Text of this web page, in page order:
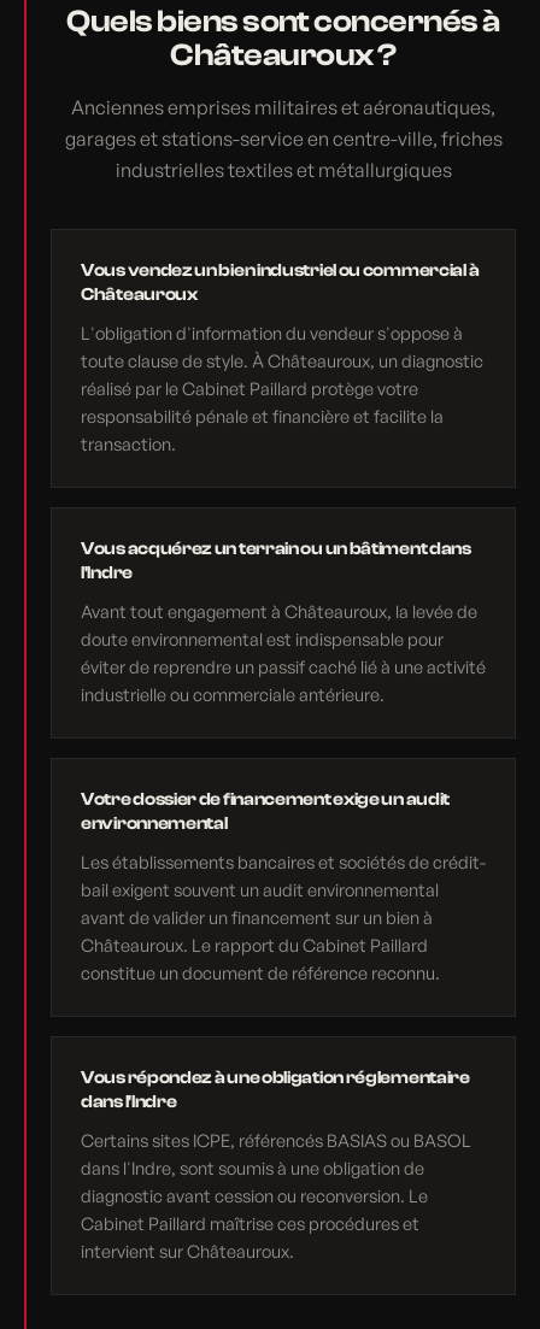
Quels biens sont concernés à
Châteauroux ?
Anciennes emprises militaires et aéronautiques,
garages et stations-service en centre-ville, friches
industrielles textiles et métallurgiques
Vous vendez un bien industriel ou commercial à
Châteauroux
L'obligation d'information du vendeur s'oppose à
toute clause de style. À Châteauroux, un diagnostic
réalisé par le Cabinet Paillard protège votre
responsabilité pénale et financière et facilite la
transaction.
Vous acquérez un terrain ou un bâtiment dans
l'Indre
Avant tout engagement à Châteauroux, la levée de
doute environnemental est indispensable pour
éviter de reprendre un passif caché lié à une activité
industrielle ou commerciale antérieure.
Votre dossier de financement exige un audit
environnemental
Les établissements bancaires et sociétés de crédit-
bail exigent souvent un audit environnemental
avant de valider un financement sur un bien à
Châteauroux. Le rapport du Cabinet Paillard
constitue un document de référence reconnu.
Vous répondez à une obligation réglementaire
dans l'Indre
Certains sites ICPE, référencés BASIAS ou BASOL
dans l'Indre, sont soumis à une obligation de
diagnostic avant cession ou reconversion. Le
Cabinet Paillard maîtrise ces procédures et
intervient sur Châteauroux.